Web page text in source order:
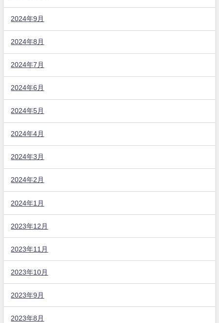
2024年9月
2024年8月
2024年7月
2024年6月
2024年5月
2024年4月
2024年3月
2024年2月
2024年1月
2023年12月
2023年11月
2023年10月
2023年9月
2023年8月